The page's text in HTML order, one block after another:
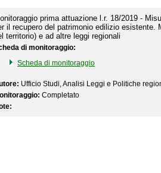
prima attuazione l.r. 18/2019 -
il recupero del patrimonio edilizio esistente.
territorio) e ad altre leggi regionali
di monitoraggio:
Scheda di monitoraggio
Ufficio Studi, Analisi Leggi e Politiche
Completato